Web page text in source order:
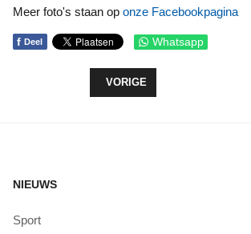
Meer foto's staan op onze Facebookpagina
f Deel Whatsapp
VORIG ARTIKEL:
VORIGE
NIEUWS
Sport